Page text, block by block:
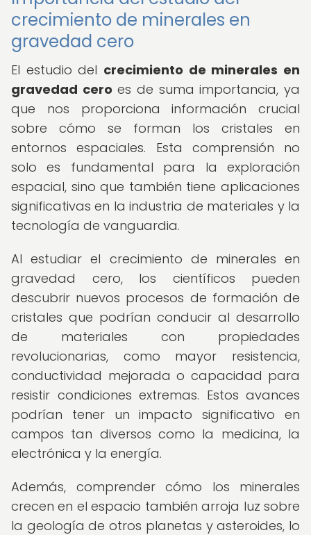
crecimiento de minerales en
gravedad cero
El estudio del crecimiento de minerales en
gravedad cero es de suma importancia, ya
que nos proporciona información crucial
sobre cómo se forman los cristales en
entornos espaciales. Esta comprensión no
solo es fundamental para la exploración
espacial, sino que también tiene aplicaciones
significativas en la industria de materiales y la
tecnología de vanguardia.
Al estudiar el crecimiento de minerales en
gravedad cero, los científicos pueden
descubrir nuevos procesos de formación de
cristales que podrían conducir al desarrollo
de materiales con propiedades
revolucionarias, como mayor resistencia,
conductividad mejorada o capacidad para
resistir condiciones extremas. Estos avances
podrían tener un impacto significativo en
campos tan diversos como la medicina, la
electrónica y la energía.
Además, comprender cómo los minerales
crecen en el espacio también arroja luz sobre
la geología de otros planetas y asteroides, lo